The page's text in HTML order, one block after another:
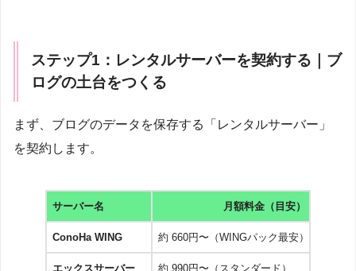
ステップ1：レンタルサーバーを契約する｜ブ
ログの土台をつくる
まず、ブログのデータを保存する「レンタルサーバー」
を契約します。
サーバー名 月額料金（目安）
ConoHa WING 約 660円〜（WINGパック最安）
エックスサーバー 約 990円〜（スタンダード）